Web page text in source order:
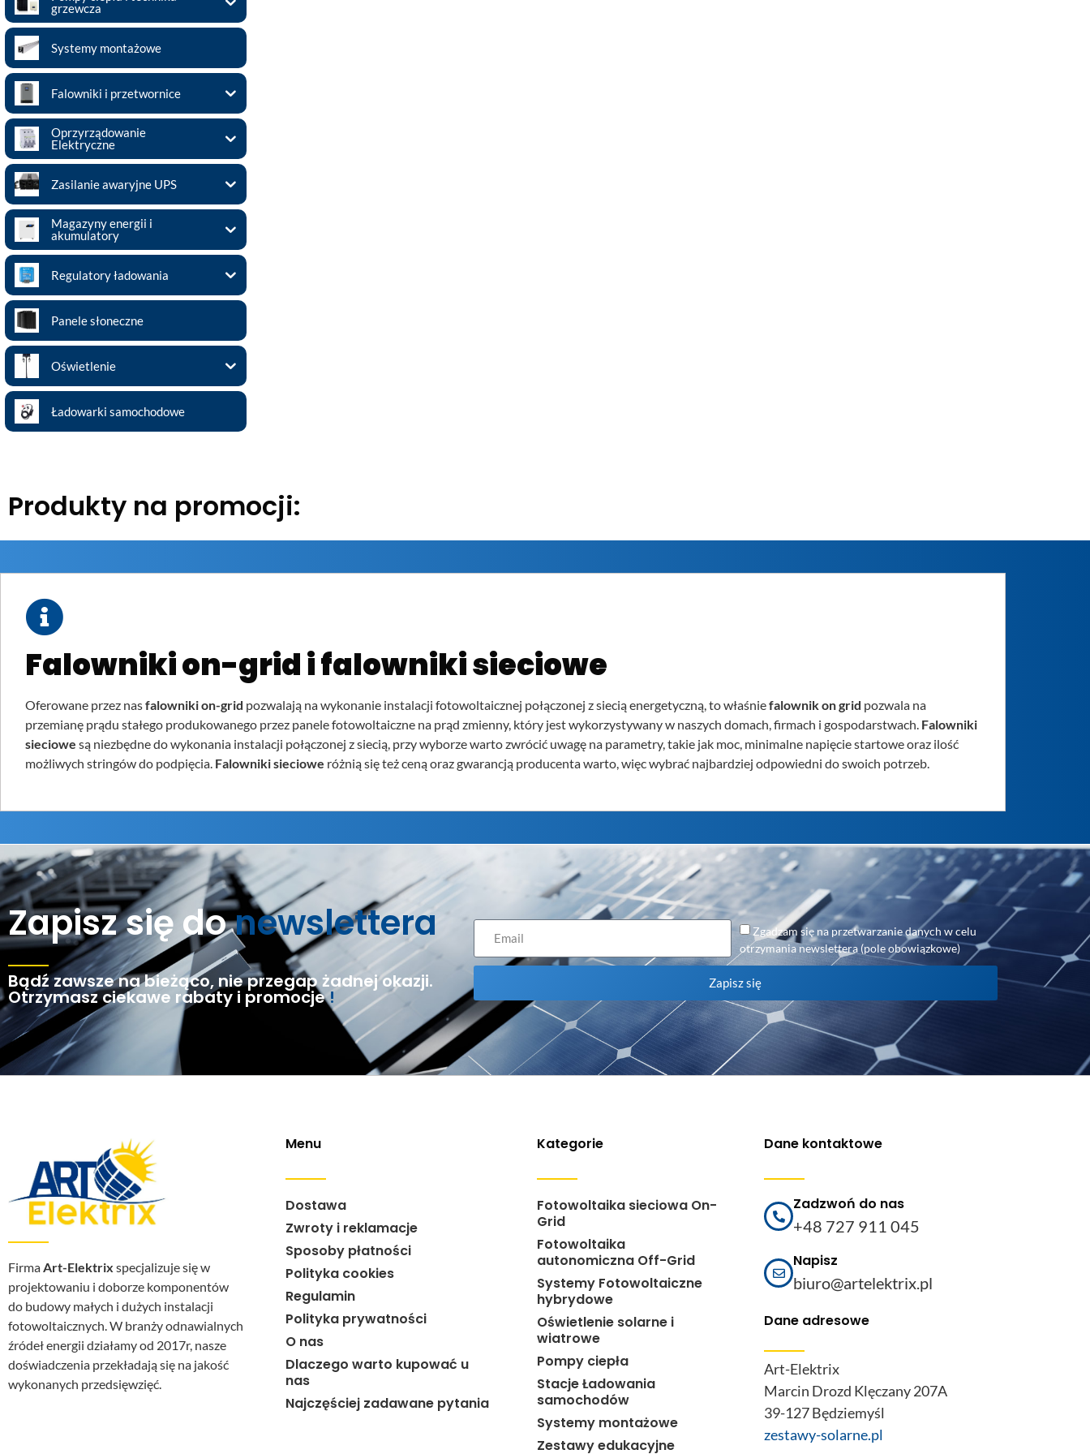
grzewcza
Systemy montażowe
Falowniki i przetwornice
Oprzyrządowanie
Elektryczne
Zasilanie awaryjne UPS
Magazyny energii i
akumulatory
Regulatory ładowania
Panele słoneczne
Oświetlenie
Ładowarki samochodowe
Produkty na promocji:
Falowniki on-grid i falowniki sieciowe
Oferowane przez nasfalowniki on-grid pozwalają na wykonanie instalacji fotowoltaicznej połączonej z siecią energetyczną, to właśniefalownik on grid pozwala na
przemianę prądu stałego produkowanego przez panele fotowoltaiczne na prąd zmienny, który jest wykorzystywany w naszych domach, firmach i gospodarstwach. Falowniki
sieciowe są niezbędne do wykonania instalacji połączonej z siecią, przy wyborze warto zwrócić uwagę na parametry, takie jak moc, minimalne napięcie startowe oraz ilość
możliwych stringów do podpięcia. Falowniki sieciowe różnią się też ceną oraz gwarancją producenta warto, więc wybrać najbardziej odpowiedni do swoich potrzeb.
Zapisz się donewslettera
Bądź zawsze na bieżąco, nie przegap żadnej okazji.
Otrzymasz ciekawe rabaty i promocje!
Zgadzam się na przetwarzanie danych w celu
otrzymania newslettera (pole obowiązkowe)
Zapisz się
Firma Art-Elektrix specjalizuje się w
projektowaniu i doborze komponentów
do budowy małych i dużych instalacji
fotowoltaicznych. W branży odnawialnych
źródeł energii działamy od 2017r, nasze
doświadczenia przekładają się na jakość
wykonanych przedsięwzięć.
Menu
Dostawa
Zwroty i reklamacje
Sposoby płatności
Polityka cookies
Regulamin
Polityka prywatności
O nas
Dlaczego warto kupować u
nas
Najczęściej zadawane pytania
Kategorie
Fotowoltaika sieciowa On-
Grid
Fotowoltaika
autonomiczna Off-Grid
Systemy Fotowoltaiczne
hybrydowe
Oświetlenie solarne i
wiatrowe
Pompy ciepła
Stacje Ładowania
samochodów
Systemy montażowe
Zestawy edukacyjne
Dane kontaktowe
Zadzwoń do nas
+48 727 911 045
Napisz
biuro@artelektrix.pl
Dane adresowe
Art-Elektrix
Marcin Drozd Klęczany 207A
39-127 Będziemyśl
zestawy-solarne.pl